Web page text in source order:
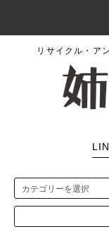
リサイクル・ア